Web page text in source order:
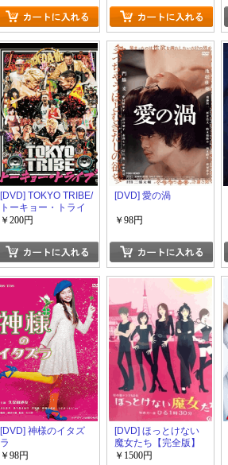
[DVD] TOKYO TRIBE/
トーキョー・トライ
ブ
￥200円
[DVD] 愛の渦
￥98円
[DVD] 神様のイタズ
ラ
￥98円
[DVD] ほっとけない
魔女たち【完全版】
(初回生産限定版)
￥1500円